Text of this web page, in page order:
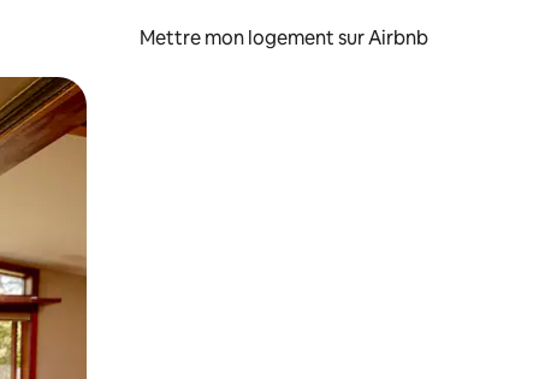
Mettre mon logement sur Airbnb